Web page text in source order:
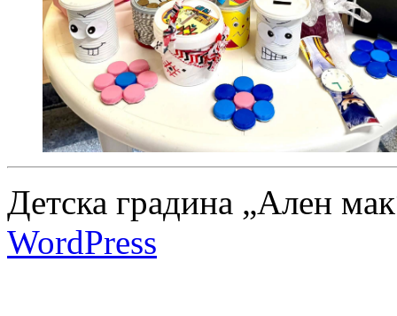
Детска градина „Ален
WordPress